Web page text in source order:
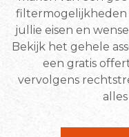
filtermogelijkheden
jullie eisen en
Bekijk het gehele
een gratis
vervolgens